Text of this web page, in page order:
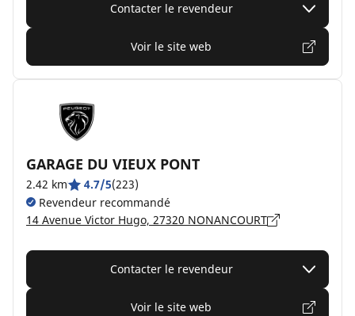
Contacter le revendeur
Voir le site web
GARAGE DU VIEUX PONT
2.42 km 4.7/5(223)
Revendeur recommandé
14 Avenue Victor Hugo, 27320 NONANCOURT
Contacter le revendeur
Voir le site web